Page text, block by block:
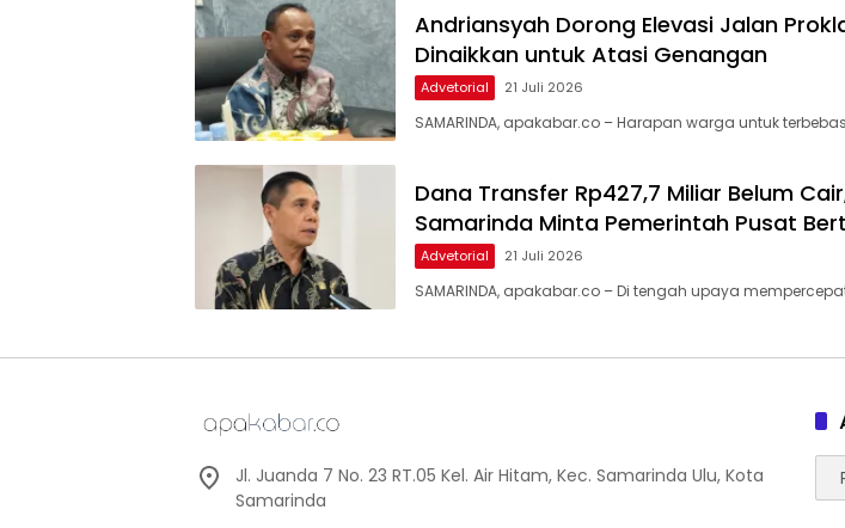
Andriansyah Dorong Elevasi Jalan
Dinaikkan untuk Atasi Genangan
Advetorial 21 Juli 2026
SAMARINDA, apakabar.co – Harapan warga untuk
Dana Transfer Rp427,7 Miliar Belum
Samarinda Minta Pemerintah Pusat
Advetorial 21 Juli 2026
SAMARINDA, apakabar.co – Di tengah upaya
Jl. Juanda 7 No. 23 RT.05 Kel. Air Hitam, Kec. Samarinda Ulu, Kota
Samarinda